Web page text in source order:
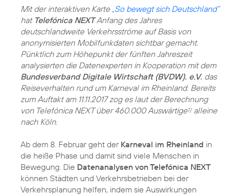
Mit der interaktiven Karte „So bewegt sich Deutschland“
hat Telefónica NEXTAnfang des Jahres
deutschlandweite Verkehrsströme auf Basis von
anonymisierten Mobilfunkdaten sichtbar gemacht.
Pünktlich zum Höhepunkt der fünften Jahreszeit
analysierten die Datenexperten in Kooperation mit dem
Bundesverband Digitale Wirtschaft (BVDW). e.V. das
Reiseverhalten rund um Karneval im Rheinland. Bereits
zum Auftakt am 11.11.2017 zog es laut der Berechnung
von Telefónica NEXT über 460.000 Auswärtige1) alleine
nach Köln.
Ab dem 8. Februar geht der Karneval im Rheinland in
die heiße Phase und damit sind viele Menschen in
Bewegung. Die Datenanalysen von Telefónica NEXT
können Städten und Verkehrsbetrieben bei der
Verkehrsplanung helfen, indem sie Auswirkungen